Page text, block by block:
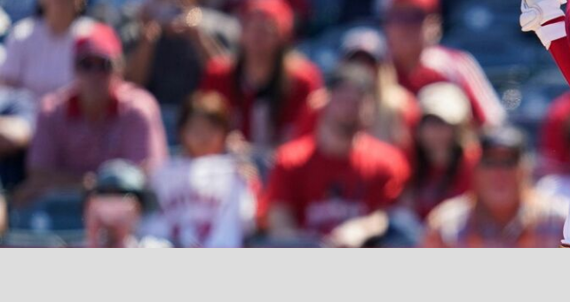
「90%は失敗する。でも…」本田圭佑が初めて明かした日本代表監督に...
終戦から81年
#藤田晋 #三山凌輝 #高市早苗 #後藤
#玉木雄一郎
#亀和田武